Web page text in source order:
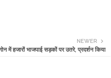
NEWER
में हजारों भाजपाई सड़कों पर उतरे, प्रदर्शन किया